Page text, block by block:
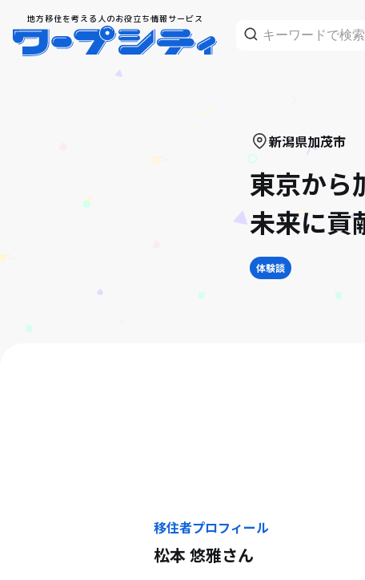
地方移住を考える人のお役立ち情報サービス
新潟県加茂市
東京から
未来に貢
体験談
移住者プロフィール
松本 悠雅さん